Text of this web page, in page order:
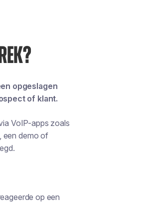
opgeslagen
of klant.
VoIP-apps zoals
een demo of
op een